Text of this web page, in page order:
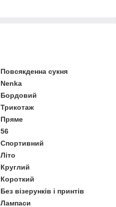
Повсякденна сукня
Nenka
Бордовий
Трикотаж
Пряме
56
Спортивний
Літо
Круглий
Короткий
Без візерунків і принтів
Лампаси